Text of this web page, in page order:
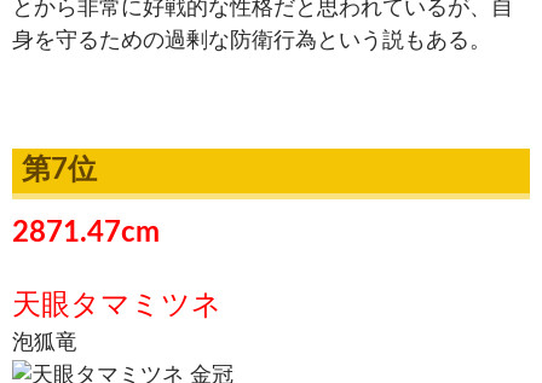
とから非常に好戦的な性格だと思われているが、自
身を守るための過剰な防衛行為という説もある。
第7位
2871.47cm
天眼タマミツネ
泡狐竜